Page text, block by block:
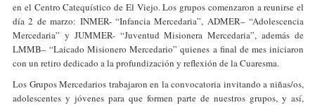
en el Centro Catequístico de El Viejo. Los grupos comenzaron a reunirse el
día 2 de marzo: INMER- “Infancia Mercedaria”, ADMER– “Adolescencia
Mercedaria” y JUMMER- “Juventud Misionera Mercedaria”, además de
LMMB– “Laicado Misionero Mercedario” quienes a final de mes iniciaron
con un retiro dedicado a la profundización y reflexión de la Cuaresma.
Los Grupos Mercedarios trabajaron en la convocatoria invitando a niñas/os,
adolescentes y jóvenes para que formen parte de nuestros grupos, y así,